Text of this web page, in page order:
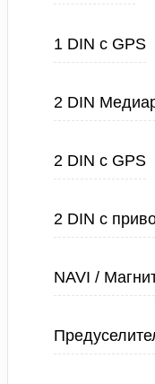
1 DIN с GPS
2 DIN
2 DIN с GPS
2 DIN с
NAVI /